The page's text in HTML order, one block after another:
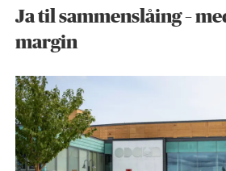
Ja til sammenslåing –
margin